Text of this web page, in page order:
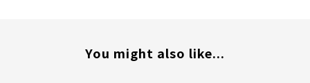
You might also like...